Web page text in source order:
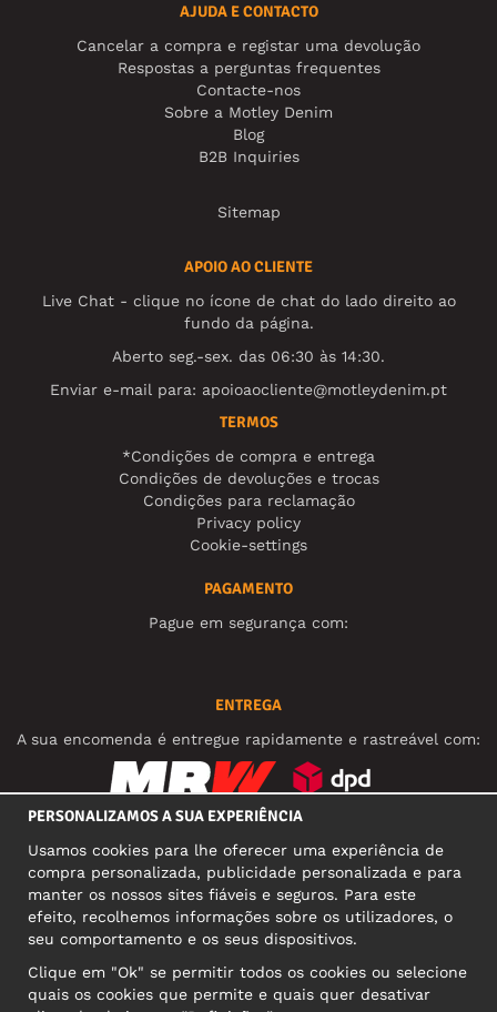
AJUDA E CONTACTO
Cancelar a compra e registar uma devolução
Respostas a perguntas frequentes
Contacte-nos
Sobre a Motley Denim
Blog
B2B Inquiries
Sitemap
APOIO AO CLIENTE
Live Chat - clique no ícone de chat do lado direito ao
fundo da página.
Aberto seg.-sex. das 06:30 às 14:30.
Enviar e-mail para: apoioaocliente@motleydenim.pt
TERMOS
*Condições de compra e entrega
Condições de devoluções e trocas
Condições para reclamação
Privacy policy
Cookie-settings
PAGAMENTO
Pague em segurança com:
ENTREGA
A sua encomenda é entregue rapidamente e rastreável com:
MORADA COMERCIAL
Narva mnt 5, EE-10117 Tallinn
Reg: 12356245
PERSONALIZAMOS A SUA EXPERIÊNCIA
Usamos cookies para lhe oferecer uma experiência de
compra personalizada, publicidade personalizada e para
manter os nossos sites fiáveis e seguros. Para este
efeito, recolhemos informações sobre os utilizadores, o
seu comportamento e os seus dispositivos.
Clique em "Ok" se permitir todos os cookies ou selecione
quais os cookies que permite e quais quer desativar